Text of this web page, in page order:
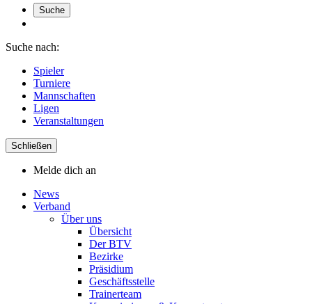
Suche
Suche nach:
Spieler
Turniere
Mannschaften
Ligen
Veranstaltungen
Schließen
Melde dich an
News
Verband
Über uns
Übersicht
Der BTV
Bezirke
Präsidium
Geschäftsstelle
Trainerteam